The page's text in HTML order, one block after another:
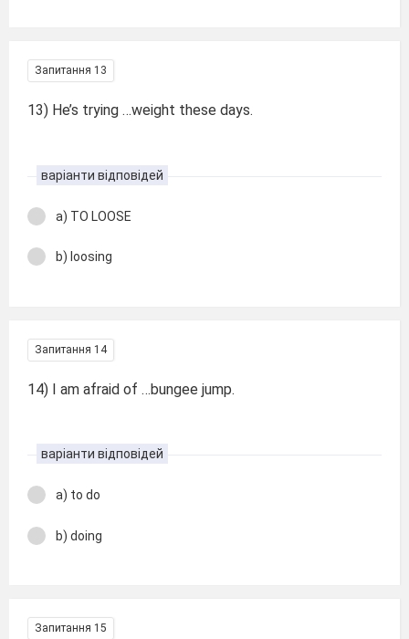
Запитання 13
13) He’s trying …weight these days.
варіанти відповідей
a) TO LOOSE
b) loosing
Запитання 14
14) I am afraid of …bungee jump.
варіанти відповідей
a) to do
b) doing
Запитання 15